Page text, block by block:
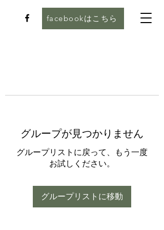
facebookはこちら
グループが見つかりません
グループリストに戻って、もう一度
お試しください。
グループリストに移動